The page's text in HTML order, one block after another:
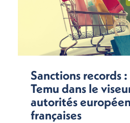
Sanctions records
Temu dans le
autorités
françaises